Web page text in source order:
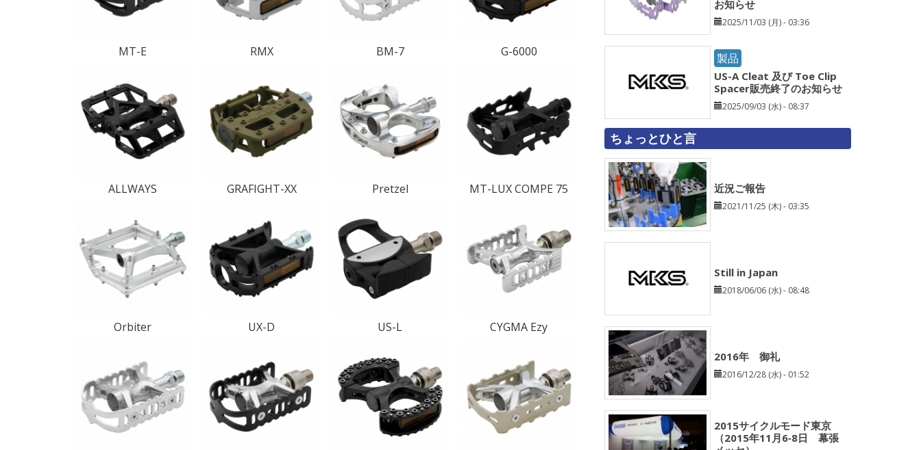
MT-E RMX BM-7 G-6000
ALLWAYS GRAFIGHT-XX Pretzel MT-LUX COMPE 75
Orbiter UX-D US-L CYGMA Ezy
お知らせ
2025/11/03 (月) - 03:36
製品
US-A Cleat 及び Toe Clip
Spacer販売終了のお知らせ
2025/09/03 (水) - 08:37
ちょっとひと言
近況ご報告
2021/11/25 (木) - 03:35
Still in Japan
2018/06/06 (水) - 08:48
2016年 御礼
2016/12/28 (水) - 01:52
2015サイクルモード東京
（2015年11月6‐8日 幕張